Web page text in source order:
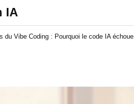
IA
du Vibe Coding : Pourquoi le code IA